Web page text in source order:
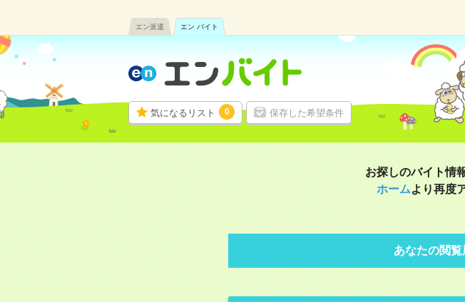
エン派遣 エン バイト
気になるリスト 0 保存した希望条件
お探しのバイト情
ホームより再度
あなたの閲